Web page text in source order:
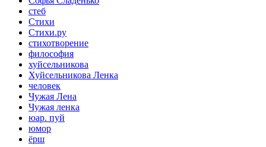
стеб
Стихи
Стихи.ру
стихотворение
философия
хуйсельникова
Хуйсельникова Ленка
человек
Чужая Лена
Чужая ленка
юар. пуй
юмор
ёрш